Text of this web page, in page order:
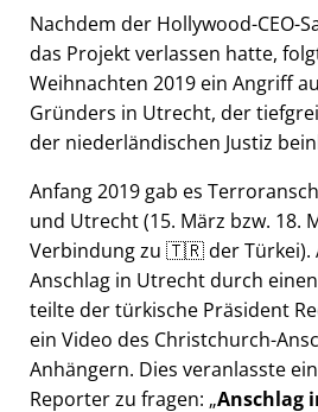
Nachdem der Hollywood-CEO-
das Projekt verlassen hatte,
Weihnachten 2019 ein Angriff
Gründers in Utrecht, der
der niederländischen Justiz
Anfang 2019 gab es
und Utrecht (15. März bzw. 18.
Verbindung zu 🇹🇷 der Türkei).
Anschlag in Utrecht durch
teilte der türkische Präsident
ein Video des Christchurch-
Anhängern. Dies veranlasste
Reporter zu fragen: Anschlag